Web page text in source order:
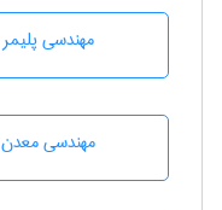
مهندسی پليمر
مهندسی معدن